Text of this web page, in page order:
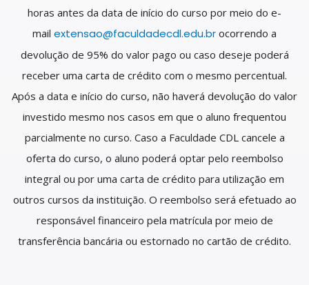
horas antes da data de início do curso por meio do e-
mail extensao@faculdadecdl.edu.br ocorrendo a
devolução de 95% do valor pago ou caso deseje poderá
receber uma carta de crédito com o mesmo percentual.
Após a data e início do curso, não haverá devolução do valor
investido mesmo nos casos em que o aluno frequentou
parcialmente no curso. Caso a Faculdade CDL cancele a
oferta do curso, o aluno poderá optar pelo reembolso
integral ou por uma carta de crédito para utilização em
outros cursos da instituição. O reembolso será efetuado ao
responsável financeiro pela matrícula por meio de
transferência bancária ou estornado no cartão de crédito.